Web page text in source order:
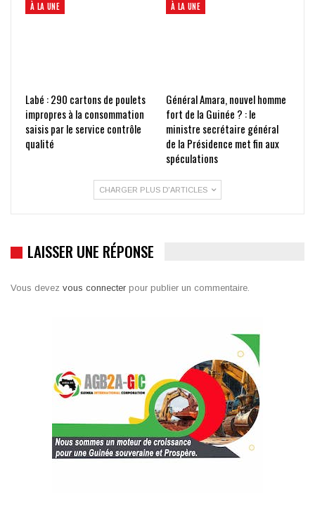
À LA UNE
Labé : 290 cartons de poulets
impropres à la consommation
saisis par le service contrôle
qualité
À LA UNE
Général Amara, nouvel homme
fort de la Guinée ? : le
ministre secrétaire général
de la Présidence met fin aux
spéculations
CHARGER PLUS D'ARTICLES
LAISSER UNE RÉPONSE
Vous devez vous connecter pour publier un commentaire.